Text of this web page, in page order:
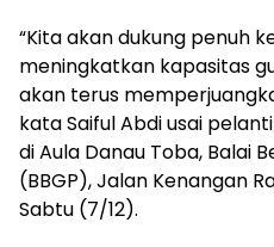
“Kita akan dukung penuh
meningkatkan kapasitas
akan terus
kata Saiful Abdi usai
di Aula Danau Toba, Balai
(BBGP), Jalan Kenangan
Sabtu (7/12).